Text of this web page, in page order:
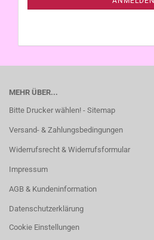
MEHR ÜBER...
Bitte Drucker wählen! - Sitemap
Versand- & Zahlungsbedingungen
Widerrufsrecht & Widerrufsformular
Impressum
AGB & Kundeninformation
Datenschutzerklärung
Cookie Einstellungen